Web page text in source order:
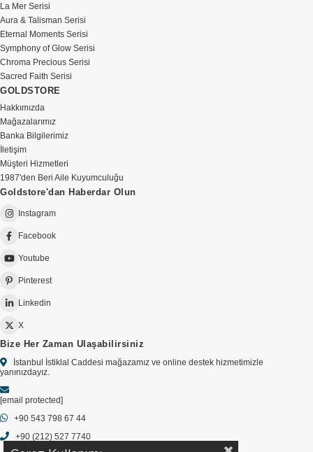
La Mer Serisi
Aura & Talisman Serisi
Eternal Moments Serisi
Symphony of Glow Serisi
Chroma Precious Serisi
Sacred Faith Serisi
GOLDSTORE
Hakkımızda
Mağazalarımız
Banka Bilgilerimiz
İletişim
Müşteri Hizmetleri
1987'den Beri Aile Kuyumculuğu
Goldstore'dan Haberdar Olun
Instagram
Facebook
Youtube
Pinterest
Linkedin
X
Bize Her Zaman Ulaşabilirsiniz
İstanbul İstiklal Caddesi mağazamız ve online destek hizmetimizle
yanınızdayız.
[email protected]
+90 543 798 67 44
+90 (212) 527 7740